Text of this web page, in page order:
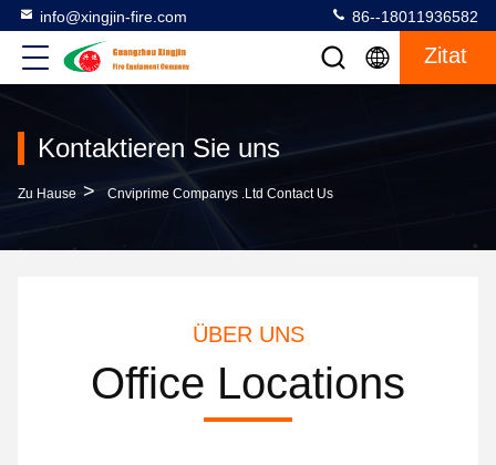
info@xingjin-fire.com 86--18011936582
Zitat
Kontaktieren Sie uns
Zu Hause > Cnviprime Companys .Ltd Contact Us
ÜBER UNS
Office Locations